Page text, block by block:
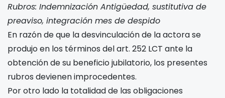
Rubros: Indemnización Antigüedad, sustitutiva de
preaviso, integración mes de despido
En razón de que la desvinculación de la actora se
produjo en los términos del art. 252 LCT ante la
obtención de su beneficio jubilatorio, los presentes
rubros devienen improcedentes.
Por otro lado la totalidad de las obligaciones